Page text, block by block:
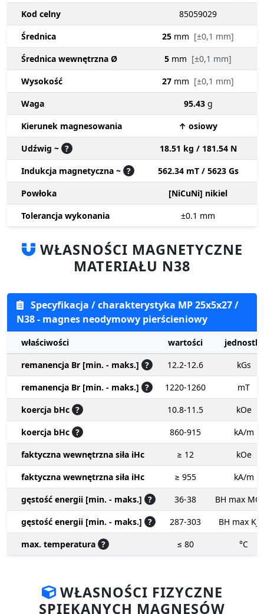
Kod celny
85059029
Średnica
25 mm [±0,1 mm]
Średnica wewnętrzna Ø
5 mm [±0,1 mm]
Wysokość
27 mm [±0,1 mm]
Waga
95.43 g
Kierunek magnesowania
↑ osiowy
Udźwig ~ ?
18.51 kg / 181.54 N
Indukcja magnetyczna ~ ?
562.34 mT / 5623 Gs
Powłoka
[NiCuNi] nikiel
Tolerancja wykonania
±0.1 mm
WŁASNOŚCI MAGNETYCZNE
MATERIAŁU N38
Specyfikacja / charakterystyka MP 25x5x27 /
N38 - magnes neodymowy pierścieniowy
właściwości wartości
jednostki
remanencja Br [min. - maks.] ? 12.2-12.6
kGs
remanencja Br [min. - maks.] ? 1220-1260
mT
koercja bHc ? 10.8-11.5
kOe
koercja bHc ? 860-915
kA/m
faktyczna wewnętrzna siła iHc
≥ 12
kOe
faktyczna wewnętrzna siła iHc
≥ 955
kA/m
gęstość energii [min. - maks.] ? 36-38
BH max
gęstość energii [min. - maks.] ? 287-303
BH max
max. temperatura ? ≤ 80 °C
WŁASNOŚCI FIZYCZNE
SPIEKANYCH MAGNESÓW